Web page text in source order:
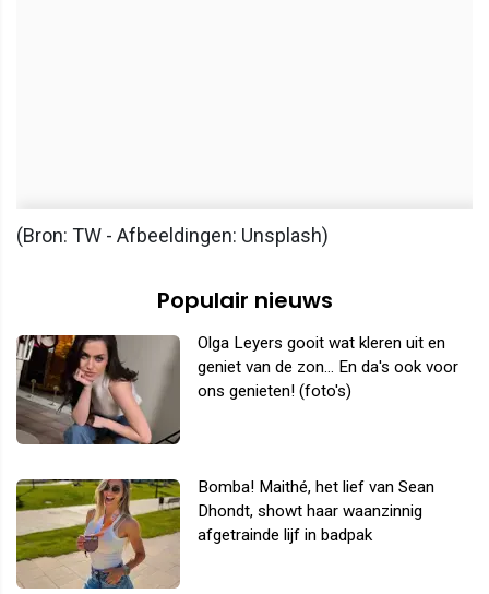
(Bron: TW - Afbeeldingen: Unsplash)
Populair nieuws
Olga Leyers gooit wat kleren uit en
geniet van de zon... En da's ook voor
ons genieten! (foto's)
Bomba! Maithé, het lief van Sean
Dhondt, showt haar waanzinnig
afgetrainde lijf in badpak